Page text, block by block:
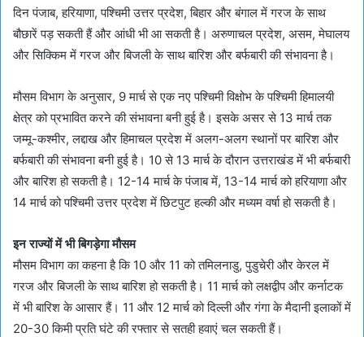
दिन पंजाब, हरियाणा, पश्चिमी उत्तर प्रदेश, बिहार और बंगाल में गरज के साथ
बौछारें पड़ सकती हैं और आंधी भी आ सकती है। अरुणाचल प्रदेश, असम, मेघालय
और सिक्किम में गरज और बिजली के साथ बारिश और बर्फबारी की संभावना है।
मौसम विभाग के अनुसार, 9 मार्च से एक नए पश्चिमी विक्षोभ के पश्चिमी हिमालयी
क्षेत्र को प्रभावित करने की संभावना बनी हुई है। इसके असर से 13 मार्च तक
जम्मू-कश्मीर, लद्दाख और हिमाचल प्रदेश में अलग-अलग स्थानों पर बारिश और
बर्फबारी की संभावना बनी हुई है। 10 से 13 मार्च के दौरान उत्तराखंड में भी बर्फबारी
और बारिश हो सकती है। 12-14 मार्च के पंजाब में, 13-14 मार्च को हरियाणा और
14 मार्च को पश्चिमी उत्तर प्रदेश में छिटपुट हल्की और मध्यम वर्षा हो सकती है।
इन राज्यों में भी बिगड़ेगा मौसम
मौसम विभाग का कहना है कि 10 और 11 को तमिलनाडु, पुडुचेरी और केरल में
गरज और बिजली के साथ बारिश हो सकती है। 11 मार्च को लक्षद्वीप और कर्नाटक
में भी बारिश के आसार हैं। 11 और 12 मार्च को दिल्ली और गंगा के मैदानी इलाकों में
20-30 किमी प्रति घंटे की रफ्तार से सतही हवाएं चल सकती हैं।